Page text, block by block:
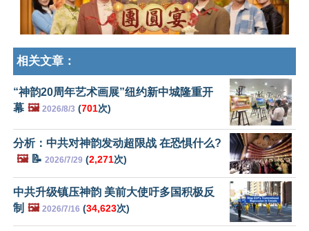
相关文章：
“神韵20周年艺术画展”纽约新中城隆重开
幕 🖼️ 2026/8/3 (701次)
分析：中共对神韵发动超限战 在恐惧什么?
🖼️📝 2026/7/29 (2,271次)
中共升级镇压神韵 美前大使吁多国积极反
制 🖼️ 2026/7/16 (34,623次)